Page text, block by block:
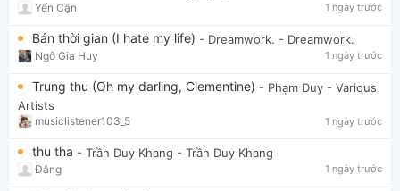
Yến Cận 1 ngày trước
Bán thời gian (I hate my life) - Dreamwork. - Dreamwork.
Ngô Gia Huy 1 ngày trước
Trung thu (Oh my darling, Clementine) - Phạm Duy - Various
Artists
musiclistener103_5 1 ngày trước
thu tha - Trần Duy Khang - Trần Duy Khang
Đăng 1 ngày trước